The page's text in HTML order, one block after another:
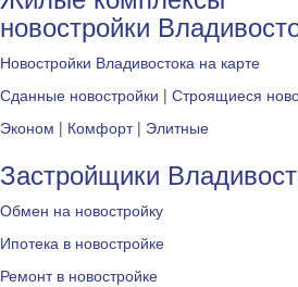
новостройки
Новостройки Владивостока на карте
Сданные новостройки | Строящиеся
Эконом | Комфорт| Элитные
Застройщики
Обмен на новостройку
Ипотека в новостройке
Ремонт в новостройке